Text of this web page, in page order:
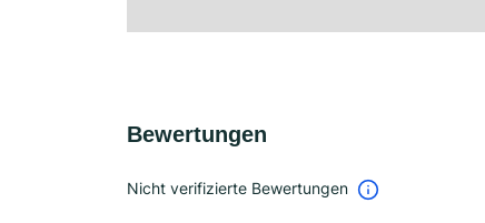
Bewertungen
Nicht verifizierte Bewertungen